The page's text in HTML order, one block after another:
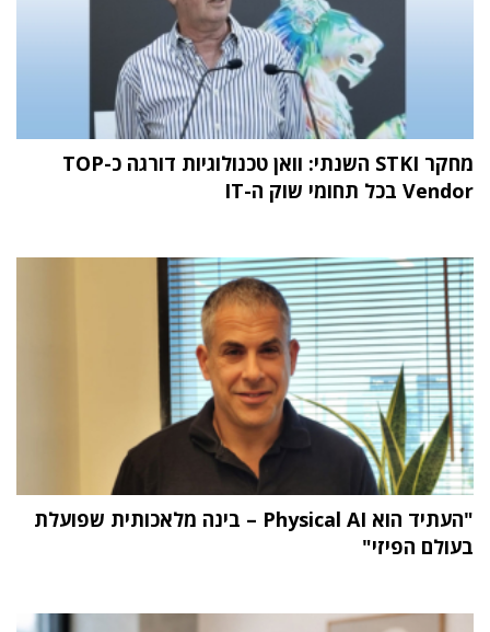
מחקר STKI השנתי: וואן טכנולוגיות דורגה כ-TOP
Vendor בכל תחומי שוק ה-IT
"העתיד הוא Physical AI – בינה מלאכותית שפועלת
בעולם הפיזי"